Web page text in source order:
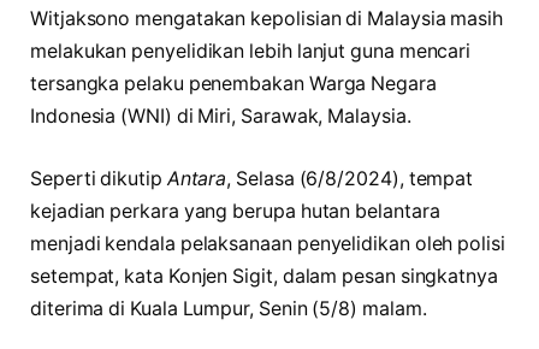
Witjaksono mengatakan kepolisian di Malaysia masih
melakukan penyelidikan lebih lanjut guna mencari
tersangka pelaku penembakan Warga Negara
Indonesia (WNI) di Miri, Sarawak, Malaysia.
Seperti dikutip Antara, Selasa (6/8/2024), tempat
kejadian perkara yang berupa hutan belantara
menjadi kendala pelaksanaan penyelidikan oleh polisi
setempat, kata Konjen Sigit, dalam pesan singkatnya
diterima di Kuala Lumpur, Senin (5/8) malam.